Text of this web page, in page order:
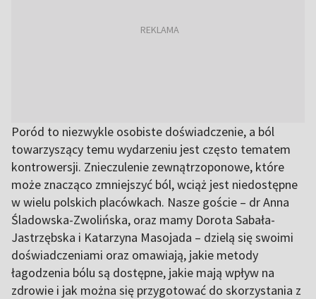
Poród to niezwykle osobiste doświadczenie, a ból
towarzyszący temu wydarzeniu jest często tematem
kontrowersji. Znieczulenie zewnątrzoponowe, które
może znacząco zmniejszyć ból, wciąż jest niedostępne
w wielu polskich placówkach. Nasze goście – dr Anna
Śladowska-Zwolińska, oraz mamy Dorota Sabała-
Jastrzębska i Katarzyna Masojada – dzielą się swoimi
doświadczeniami oraz omawiają, jakie metody
łagodzenia bólu są dostępne, jakie mają wpływ na
zdrowie i jak można się przygotować do skorzystania z